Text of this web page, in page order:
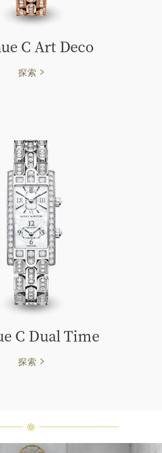
C Art Deco
探索
C Dual Time
探索